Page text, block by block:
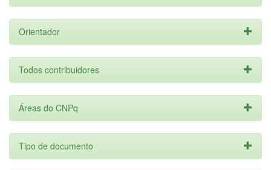
Orientador
Todos contribuidores
Áreas do CNPq
Tipo de documento